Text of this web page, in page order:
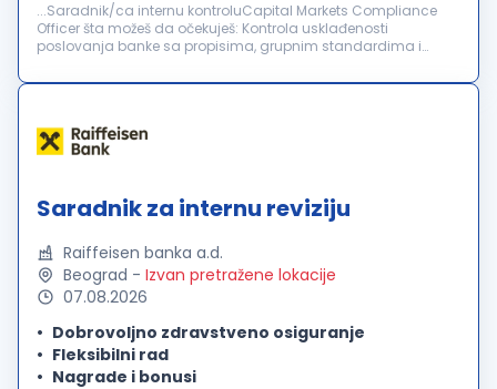
...Saradnik/ca internu kontroluCapital Markets Compliance
Officer šta možeš da očekuješ: Kontrola usklađenosti
poslovanja banke sa propisima, grupnim standardima i
usklađenosti u oblasti tržišta kapitala...
Saradnik za internu reviziju
Raiffeisen banka a.d.
Beograd - Izvan pretražene lokacije
07.08.2026
Dobrovoljno zdravstveno osiguranje
Fleksibilni rad
Nagrade i bonusi